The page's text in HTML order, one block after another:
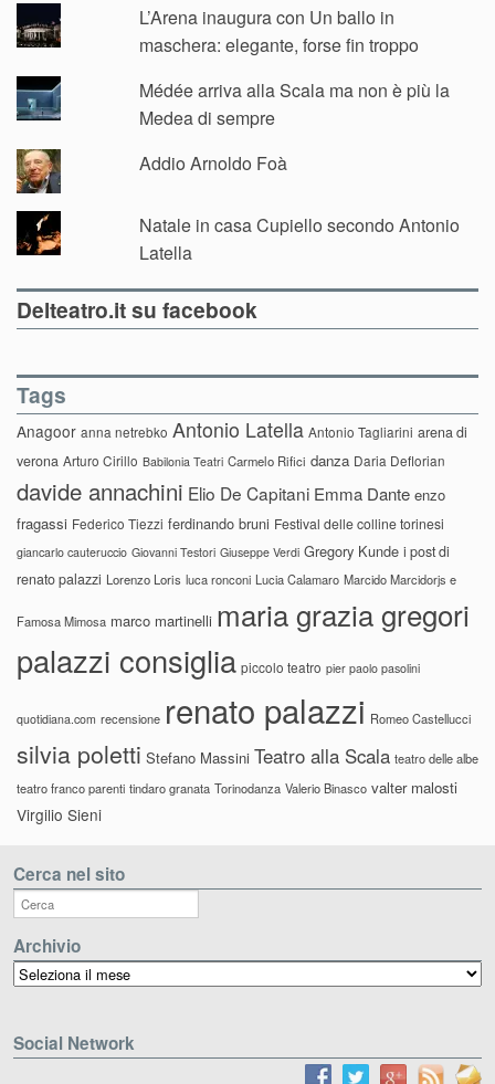
L’Arena inaugura con Un ballo in
maschera: elegante, forse fin troppo
Médée arriva alla Scala ma non è più la
Medea di sempre
Addio Arnoldo Foà
Natale in casa Cupiello secondo Antonio
Latella
Delteatro.it su facebook
Tags
Anagoor anna netrebko Antonio Latella Antonio Tagliarini arena di
verona Arturo Cirillo Babilonia Teatri Carmelo Rifici danza Daria Deflorian
davide annachini Elio De Capitani Emma Dante enzo
fragassi Federico Tiezzi ferdinando bruni Festival delle colline torinesi
giancarlo cauteruccio Giovanni Testori Giuseppe Verdi Gregory Kunde i post di
renato palazzi Lorenzo Loris luca ronconi Lucia Calamaro Marcido Marcidorjs e
Famosa Mimosa marco martinelli maria grazia gregori
palazzi consiglia piccolo teatro pier paolo pasolini
quotidiana.com recensione renato palazzi Romeo Castellucci
silvia poletti Stefano Massini Teatro alla Scala teatro delle albe
teatro franco parenti tindaro granata Torinodanza Valerio Binasco valter malosti
Virgilio Sieni
Cerca nel sito
Archivio
Archivio
Social Network